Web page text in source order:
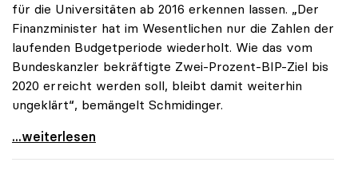
für die Universitäten ab 2016 erkennen lassen. „Der
Finanzminister hat im Wesentlichen nur die Zahlen der
laufenden Budgetperiode wiederholt. Wie das vom
Bundeskanzler bekräftigte Zwei-Prozent-BIP-Ziel bis
2020 erreicht werden soll, bleibt damit weiterhin
ungeklärt“, bemängelt Schmidinger.
uniko zu Budgetrede: „Längerfristige Perspektive
...weiterlesen